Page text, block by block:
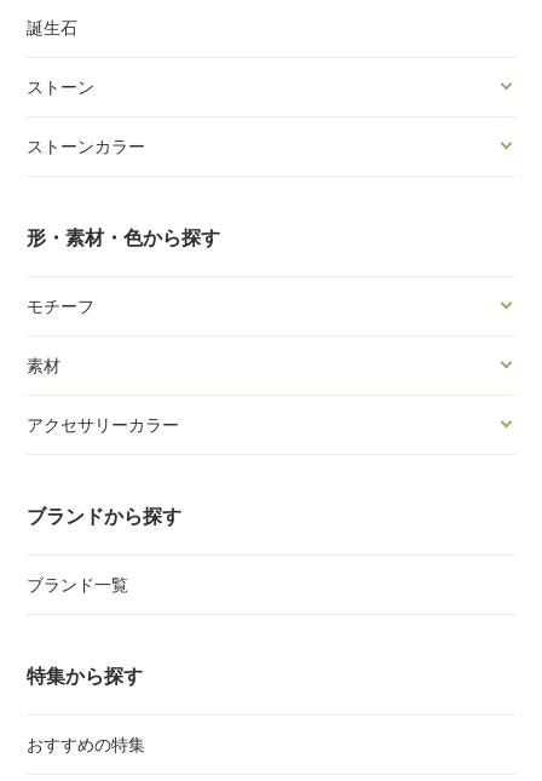
誕生石
ストーン
ストーンカラー
形・素材・色から探す
モチーフ
素材
アクセサリーカラー
ブランドから探す
ブランド一覧
特集から探す
おすすめの特集